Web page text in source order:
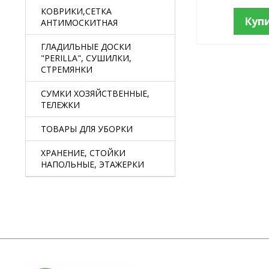
КОВРИКИ,СЕТКА
АНТИМОСКИТНАЯ
ГЛАДИЛЬНЫЕ ДОСКИ
"PERILLA", СУШИЛКИ,
СТРЕМЯНКИ
СУМКИ ХОЗЯЙСТВЕННЫЕ,
ТЕЛЕЖКИ
ТОВАРЫ ДЛЯ УБОРКИ
ХРАНЕНИЕ, СТОЙКИ
НАПОЛЬНЫЕ, ЭТАЖЕРКИ